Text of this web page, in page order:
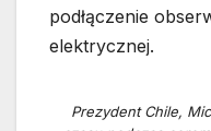
podłączenie
elektrycznej.
Prezydent Chile,